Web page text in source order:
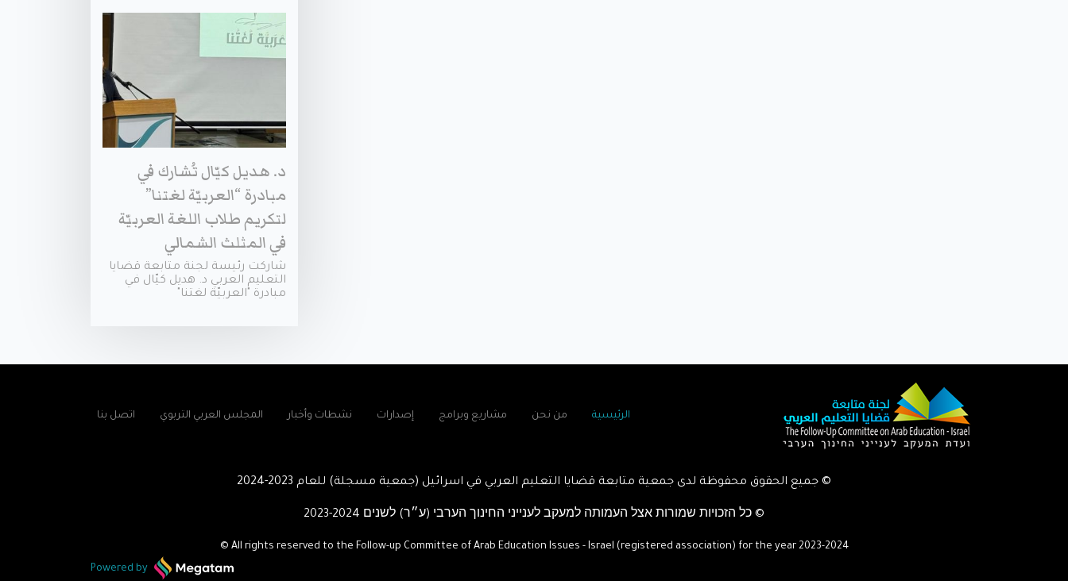
د. هديل كيّال تُشارك في
مبادرة “العربيّة لغتنا”
لتكريم طلاب اللغة العربيّة
في المثلث الشمالي
شاركت رئيسة لجنة متابعة قضايا
التعليم العربي د. هديل كيّال في
مبادرة "العربيّة لغتنا"
الرئيسية من نحن مشاريع وبرامج إصدارات نشطات وأخبار المجلس العربي التربوي اتصل بنا
© جميع الحقوق محفوظة لدى جمعية متابعة قضايا التعليم العربي في اسرائيل (جمعية مسجلة) للعام
© כל הזכויות שמורות אצל העמותה למעקב לענייני החינוך הערבי (ע״ר) לשנים
© All rights reserved to the Follow-up Committee of Arab Education Issues - Israel (registered association) for the year2023-2024
Powered by